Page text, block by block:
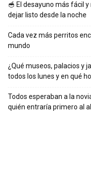
🥣 El desayuno más fácil
dejar listo desde la noche
Cada vez más perritos
mundo
¿Qué museos, palacios y
todos los lunes y en qué
Todos esperaban a la
quién entraría primero al